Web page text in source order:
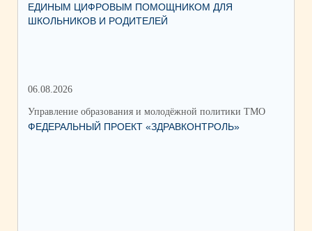
ЕДИНЫМ ЦИФРОВЫМ ПОМОЩНИКОМ ДЛЯ
ШКОЛЬНИКОВ И РОДИТЕЛЕЙ
06.08.2026
Управление образования и молодёжной политики ТМО
ФЕДЕРАЛЬНЫЙ ПРОЕКТ «ЗДРАВКОНТРОЛЬ»